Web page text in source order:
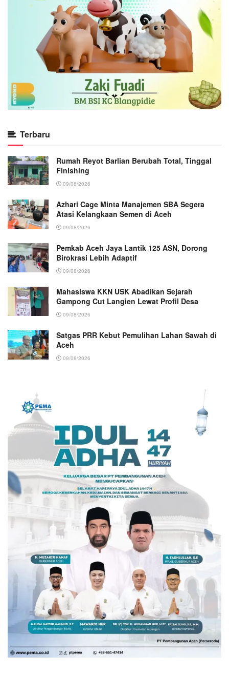
Terbaru
Rumah Reyot Barlian Berubah Total, Tinggal
Finishing
09/08/2026
Azhari Cage Minta Manajemen SBA Segera
Atasi Kelangkaan Semen di Aceh
09/08/2026
Pemkab Aceh Jaya Lantik 125 ASN, Dorong
Birokrasi Lebih Adaptif
09/08/2026
Mahasiswa KKN USK Abadikan Sejarah
Gampong Cut Langien Lewat Profil Desa
09/08/2026
Satgas PRR Kebut Pemulihan Lahan Sawah di
Aceh
09/08/2026